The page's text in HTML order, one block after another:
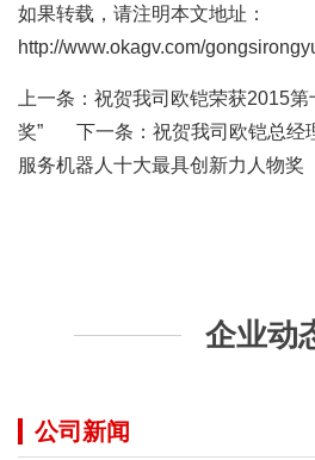
如果转载，请注明本文地址：
http://www.okagv.com/
上一条： 祝贺我司欧铠荣获2015第
奖” 下一条： 祝贺我司欧铠总经
服务机器人十大最具创新力人物奖
企业动
公司新闻